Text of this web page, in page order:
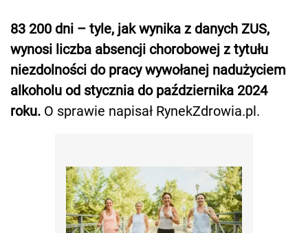
83 200 dni – tyle, jak wynika z danych ZUS,
wynosi liczba absencji chorobowej z tytułu
niezdolności do pracy wywołanej nadużyciem
alkoholu od stycznia do października 2024
roku. O sprawie napisał RynekZdrowia.pl.